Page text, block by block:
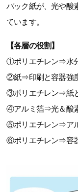
パック紙が、光や酸
ています。
【各層の役割】
①ポリエチレン⇒水
②紙⇒印刷と容器強
③ポリエチレン⇒紙
④アルミ箔⇒光＆酸
⑤ポリエチレン⇒ア
⑥ポリエチレン⇒容